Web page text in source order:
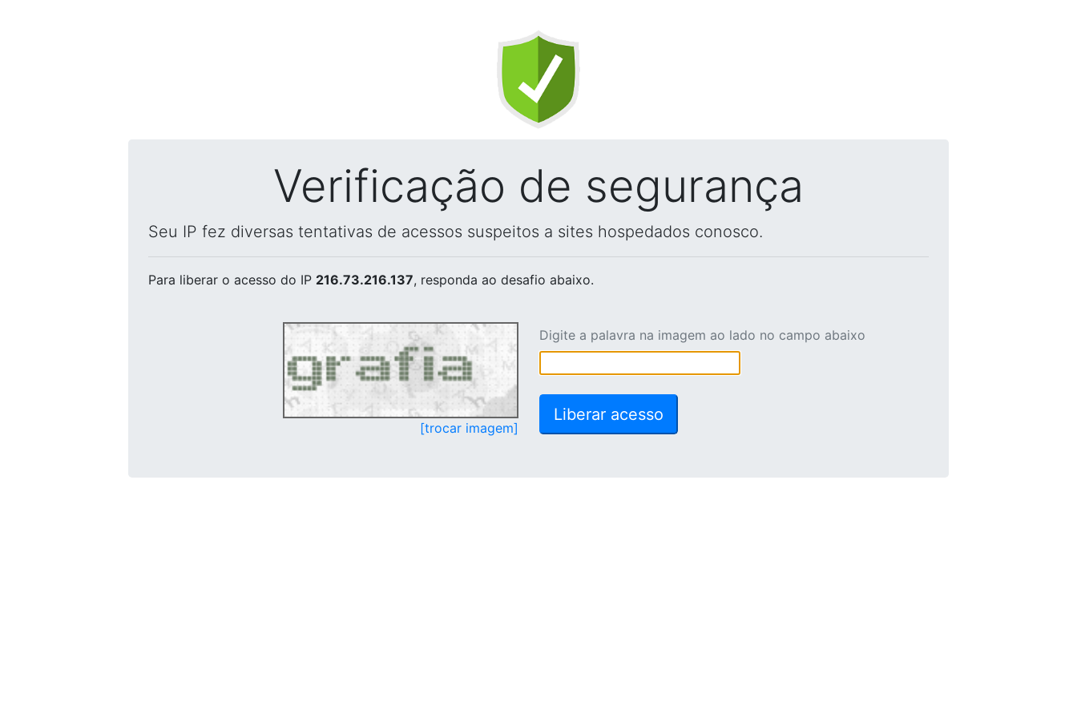
Verificação de segurança
Seu IP fez diversas tentativas de acessos suspeitos a sites hospedados conosco.
Para liberar o acesso do IP 216.73.216.137, responda ao desafio abaixo.
[trocar imagem]
Digite a palavra na imagem ao lado no campo abaixo